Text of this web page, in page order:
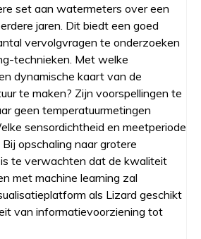
set aan watermeters over een
jaren. Dit biedt een goed
vervolgvragen te onderzoeken
technieken. Met welke
dynamische kaart van de
te maken? Zijn voorspellingen te
geen temperatuurmetingen
sensordichtheid en meetperiode
opschaling naar grotere
te verwachten dat de kwaliteit
met machine learning zal
als Lizard geschikt
van informatievoorziening tot